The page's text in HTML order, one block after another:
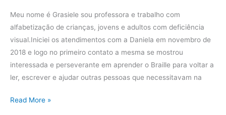
Meu nome é Grasiele sou professora e trabalho com
alfabetização de crianças, jovens e adultos com deficiência
visual.Iniciei os atendimentos com a Daniela em novembro de
2018 e logo no primeiro contato a mesma se mostrou
interessada e perseverante em aprender o Braille para voltar a
ler, escrever e ajudar outras pessoas que necessitavam na
Read More »